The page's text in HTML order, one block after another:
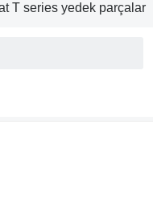
T series yedek parçalar